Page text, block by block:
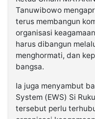
Tanuwibowo
terus membangun
organisasi
harus dibangun
menghormati, dan
bangsa.
Ia juga menyambut
System (EWS) Si
tersebut perlu